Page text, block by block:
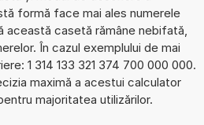
formă face mai ales numerele
casetă rămâne nebifată,
În cazul exemplului de mai
1 314 133 321 374 700 000 000.
maximă a acestui calculator
majoritatea utilizărilor.